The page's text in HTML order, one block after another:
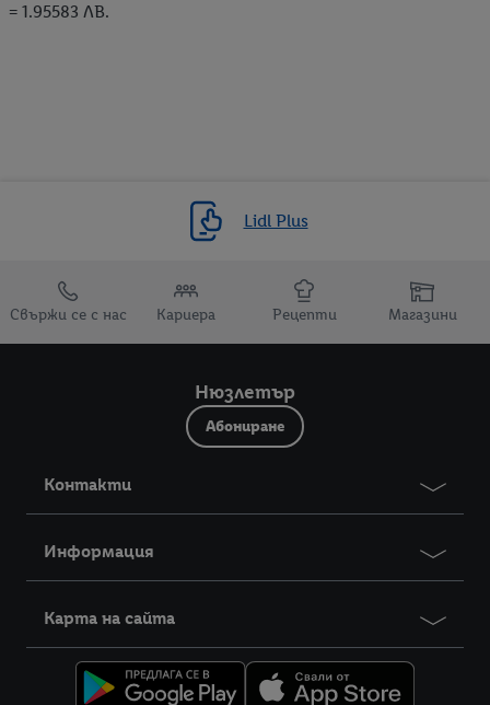
= 1.95583 ЛВ.
Lidl Plus
Препратки към
Свържи се с нас Кариера Рецепти Магазини
Нюзлетър
Абониране
Контакти
Информация
Карта на сайта